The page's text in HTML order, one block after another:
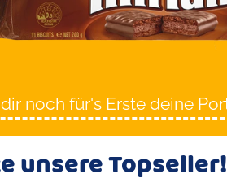
noch für's Erste deine
unsere Topseller!